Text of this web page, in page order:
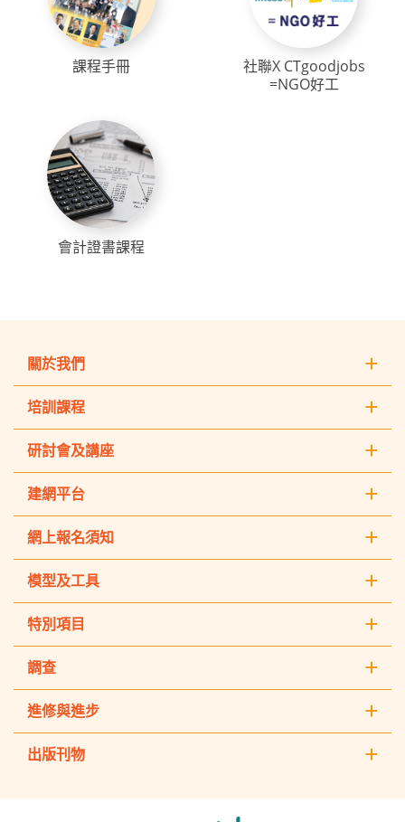
課程手冊
社聯X CTgoodjobs
=NGO好工
會計證書課程
關於我們
培訓課程
研討會及講座
建網平台
網上報名須知
模型及工具
特別項目
調查
進修與進步
出版刊物